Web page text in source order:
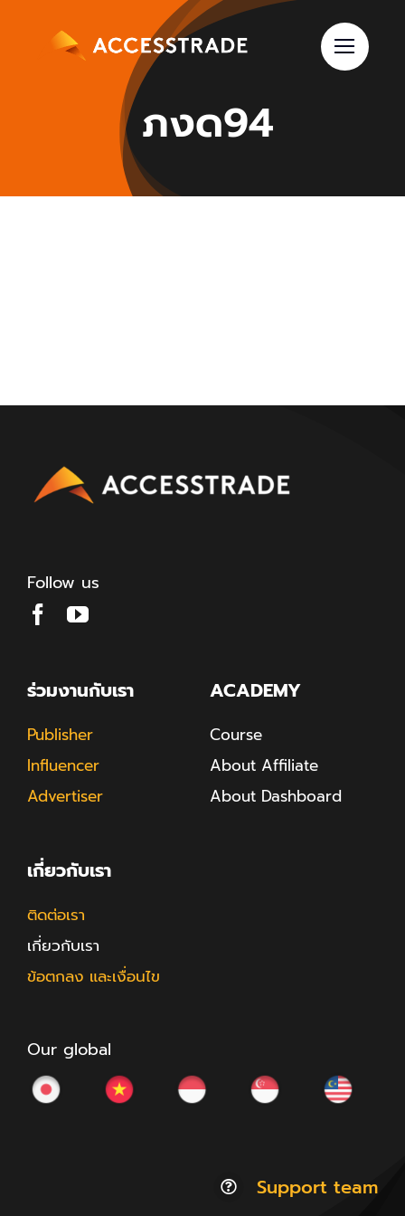
ภงด94
Follow us
ร่วมงานกับเรา
Publisher
Influencer
Advertiser
ACADEMY
Course
About Affiliate
About Dashboard
เกี่ยวกับเรา
ติดต่อเรา
เกี่ยวกับเรา
ข้อตกลง และเงื่อนไข
Our global
Support team